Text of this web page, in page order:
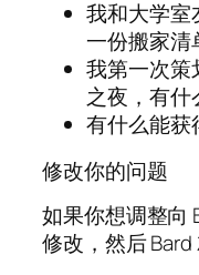
我和大学室
一份搬家清
我第一次策
之夜，有什
有什么能获
修改你的问题
如果你想调整向
修改，然后 Bard